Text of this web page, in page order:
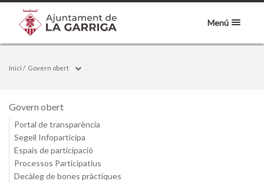
Menú
Inici / Govern obert
Govern obert
Portal de transparència
Segell Infoparticipa
Espais de participació
Processos Participatius
Decàleg de bones pràctiques